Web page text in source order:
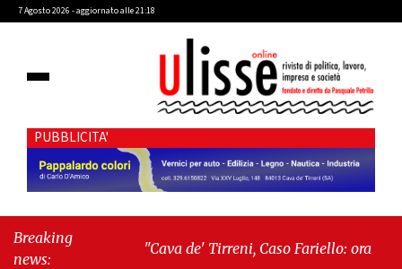
7 Agosto 2026 - aggiornato alle 21:18
PUBBLICITA'
Breaking
news:
"Cava de' Tirreni, Caso Fariello: ora torniamo